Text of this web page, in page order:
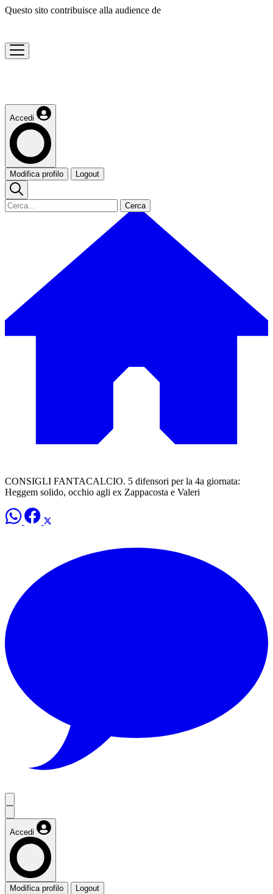
Questo sito contribuisce alla audience de
Accedi
Modifica profilo Logout
Cerca
CONSIGLI FANTACALCIO. 5 difensori per la 4a giornata:
Heggem solido, occhio agli ex Zappacosta e Valeri
Accedi
Modifica profilo Logout